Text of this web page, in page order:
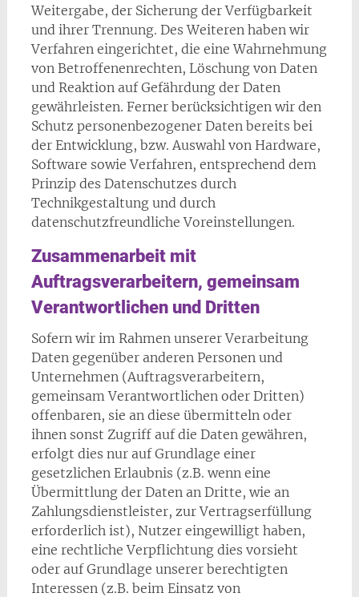
Weitergabe, der Sicherung der Verfügbarkeit
und ihrer Trennung. Des Weiteren haben wir
Verfahren eingerichtet, die eine Wahrnehmung
von Betroffenenrechten, Löschung von Daten
und Reaktion auf Gefährdung der Daten
gewährleisten. Ferner berücksichtigen wir den
Schutz personenbezogener Daten bereits bei
der Entwicklung, bzw. Auswahl von Hardware,
Software sowie Verfahren, entsprechend dem
Prinzip des Datenschutzes durch
Technikgestaltung und durch
datenschutzfreundliche Voreinstellungen.
Zusammenarbeit mit
Auftragsverarbeitern, gemeinsam
Verantwortlichen und Dritten
Sofern wir im Rahmen unserer Verarbeitung
Daten gegenüber anderen Personen und
Unternehmen (Auftragsverarbeitern,
gemeinsam Verantwortlichen oder Dritten)
offenbaren, sie an diese übermitteln oder
ihnen sonst Zugriff auf die Daten gewähren,
erfolgt dies nur auf Grundlage einer
gesetzlichen Erlaubnis (z.B. wenn eine
Übermittlung der Daten an Dritte, wie an
Zahlungsdienstleister, zur Vertragserfüllung
erforderlich ist), Nutzer eingewilligt haben,
eine rechtliche Verpflichtung dies vorsieht
oder auf Grundlage unserer berechtigten
Interessen (z.B. beim Einsatz von